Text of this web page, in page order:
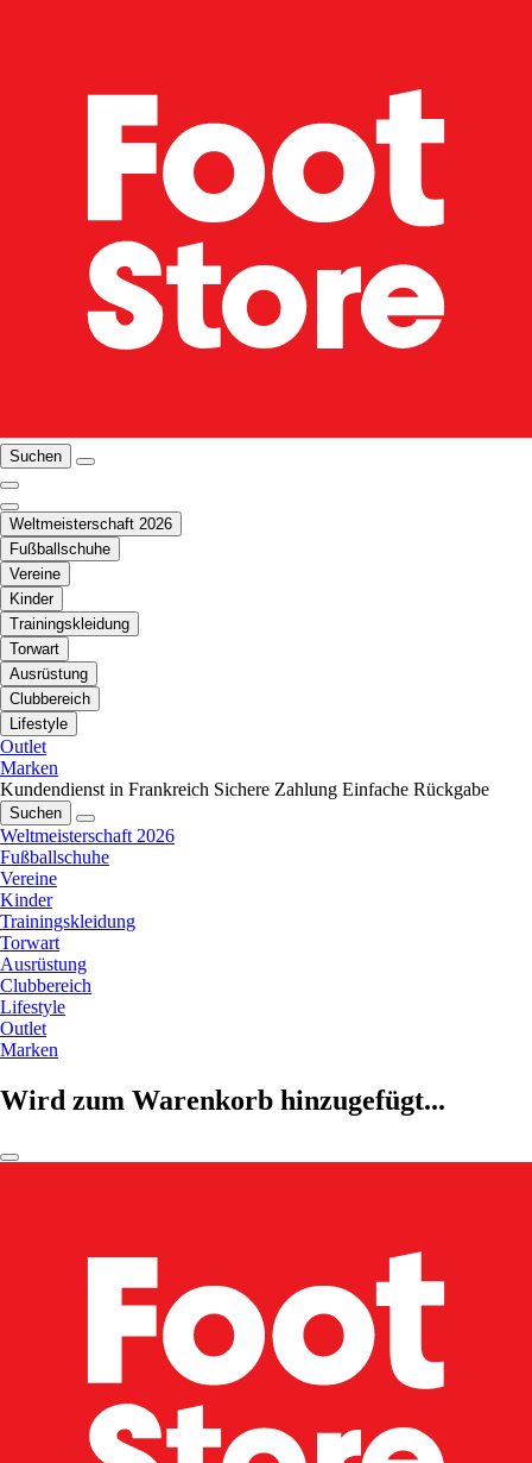
Suchen
Weltmeisterschaft 2026
Fußballschuhe
Vereine
Kinder
Trainingskleidung
Torwart
Ausrüstung
Clubbereich
Lifestyle
Outlet
Marken
Kundendienst in Frankreich Sichere Zahlung Einfache Rückgabe
Suchen
Weltmeisterschaft 2026
Fußballschuhe
Vereine
Kinder
Trainingskleidung
Torwart
Ausrüstung
Clubbereich
Lifestyle
Outlet
Marken
Wird zum Warenkorb hinzugefügt...